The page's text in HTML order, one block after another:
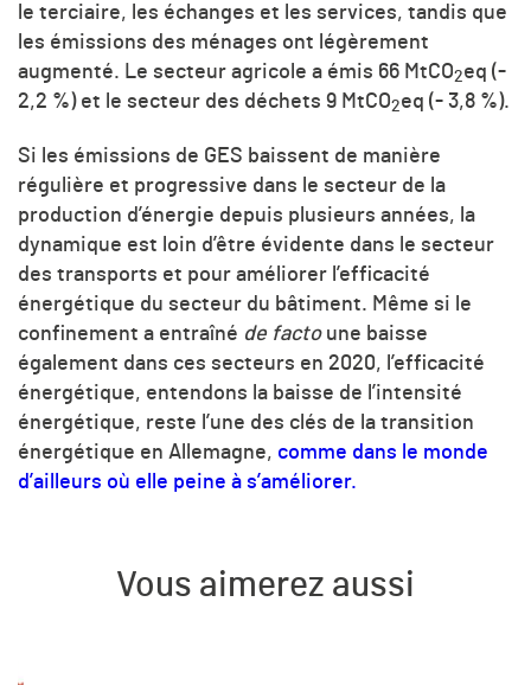
le terciaire, les échanges et les services, tandis que
les émissions des ménages ont légèrement
augmenté. Le secteur agricole a émis 66 MtCO2eq (-
2,2 %) et le secteur des déchets 9 MtCO2eq (- 3,8 %).
Si les émissions de GES baissent de manière
régulière et progressive dans le secteur de la
production d’énergie depuis plusieurs années, la
dynamique est loin d’être évidente dans le secteur
des transports et pour améliorer l’efficacité
énergétique du secteur du bâtiment. Même si le
confinement a entraîné de factoune baisse
également dans ces secteurs en 2020, l’efficacité
énergétique, entendons la baisse de l’intensité
énergétique, reste l’une des clés de la transition
énergétique en Allemagne, comme dans le monde
d’ailleurs où elle peine à s’améliorer.
Vous aimerez aussi